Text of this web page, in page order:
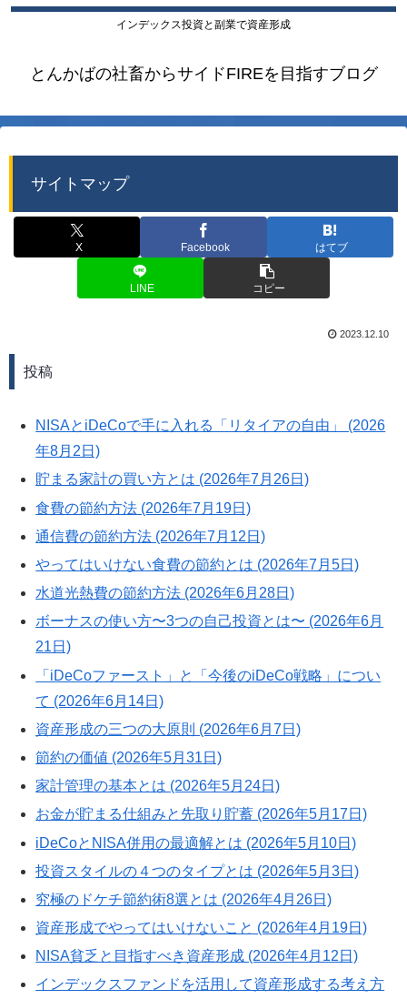
インデックス投資と副業で資産形成
とんかばの社畜からサイドFIREを目指すブログ
サイトマップ
X Facebook はてブ
LINE コピー
2023.12.10
投稿
NISAとiDeCoで手に入れる「リタイアの自由」 (2026
年8月2日)
貯まる家計の買い方とは (2026年7月26日)
食費の節約方法 (2026年7月19日)
通信費の節約方法 (2026年7月12日)
やってはいけない食費の節約とは (2026年7月5日)
水道光熱費の節約方法 (2026年6月28日)
ボーナスの使い方〜3つの自己投資とは〜 (2026年6月
21日)
「iDeCoファースト」と「今後のiDeCo戦略」につい
て (2026年6月14日)
資産形成の三つの大原則 (2026年6月7日)
節約の価値 (2026年5月31日)
家計管理の基本とは (2026年5月24日)
お金が貯まる仕組みと先取り貯蓄 (2026年5月17日)
iDeCoとNISA併用の最適解とは (2026年5月10日)
投資スタイルの４つのタイプとは (2026年5月3日)
究極のドケチ節約術8選とは (2026年4月26日)
資産形成でやってはいけないこと (2026年4月19日)
NISA貧乏と目指すべき資産形成 (2026年4月12日)
インデックスファンドを活用して資産形成する考え方